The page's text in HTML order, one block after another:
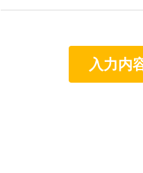
個人情報は、適法かつ